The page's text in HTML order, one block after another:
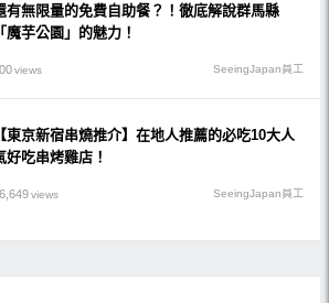
有無限量的免費自助餐？！徹底解說群馬縣
「魔芋公園」的魅力！
views SeeingJapan員工
【東京新宿串燒推介】在地人推薦的必吃10大人
好吃串烤雞店！
views SeeingJapan員工